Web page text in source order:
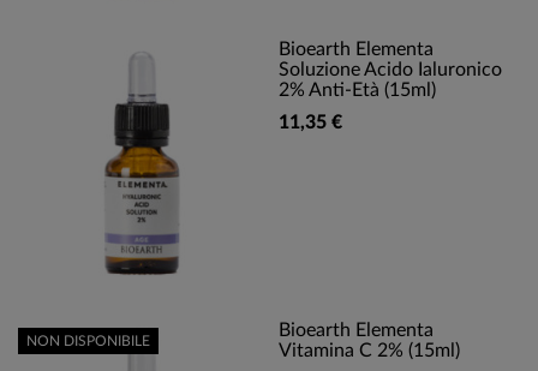
Bioearth Elementa
Soluzione Acido Ialuronico
2% Anti-Età (15ml)
11,35 €
Bioearth Elementa
Vitamina C 2% (15ml)
NON DISPONIBILE